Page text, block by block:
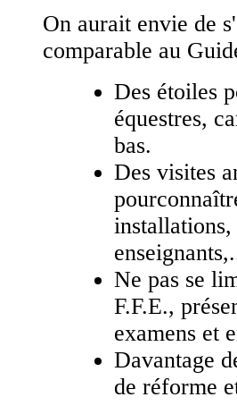
On aurait envie de
comparable au
Des étoiles
équestres,
bas.
Des visites
Ne pas se
F.F.E.,
examens et
Davantage
de réforme